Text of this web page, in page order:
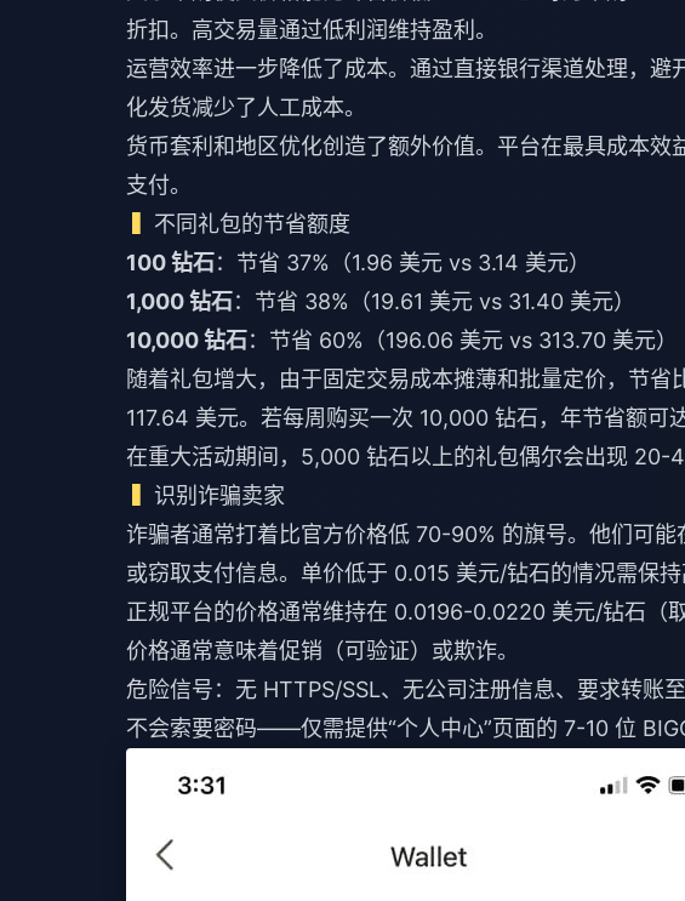
折扣。高交易量通过低利润维持盈利。
运营效率进一步降低了成本。通过直接银行渠道处理，
化发货减少了人工成本。
货币套利和地区优化创造了额外价值。平台在最具成本
支付。
不同礼包的节省额度
100 钻石：节省 37%（1.96 美元 vs 3.14 美元）
1,000 钻石：节省 38%（19.61 美元 vs 31.40 美元）
10,000 钻石：节省 60%（196.06 美元 vs 313.70 美元）
随着礼包增大，由于固定交易成本摊薄和批量定价，节
117.64 美元。若每周购买一次 10,000 钻石，年节省额可达
在重大活动期间，5,000 钻石以上的礼包偶尔会出现 20-
识别诈骗卖家
诈骗者通常打着比官方价格低 70-90% 的旗号。他们可能
或窃取支付信息。单价低于 0.015 美元/钻石的情况需保持
正规平台的价格通常维持在 0.0196-0.0220 美元/钻石（
价格通常意味着促销（可验证）或欺诈。
危险信号：无 HTTPS/SSL、无公司注册信息、要求转账
不会索要密码——仅需提供“个人中心”页面的 7-10 位